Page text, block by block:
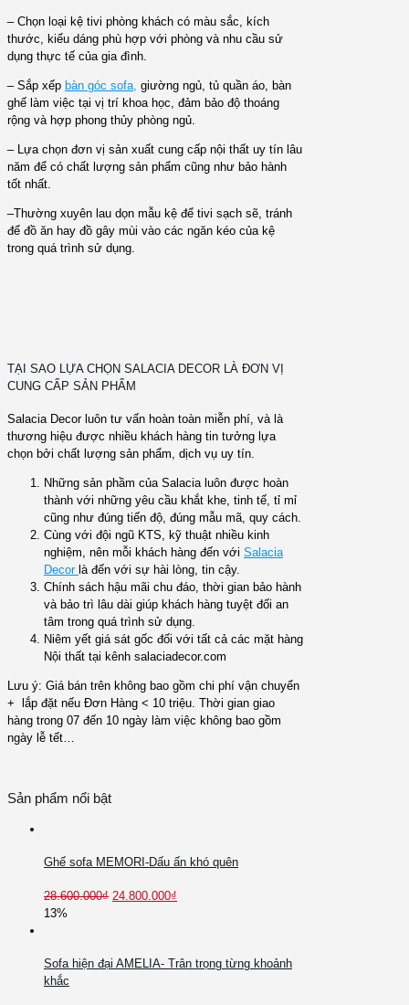
– Chọn loại kệ tivi phòng khách có màu sắc, kích
thước, kiểu dáng phù hợp với phòng và nhu cầu sử
dụng thực tế của gia đình.
– Sắp xếp bàn góc sofa, giường ngủ, tủ quần áo, bàn
ghế làm việc tại vị trí khoa học, đảm bảo độ thoáng
rộng và hợp phong thủy phòng ngủ.
– Lựa chọn đơn vị sản xuất cung cấp nội thất uy tín lâu
năm để có chất lượng sản phẩm cũng như bảo hành
tốt nhất.
–Thường xuyên lau dọn mẫu kệ để tivi sạch sẽ, tránh
để đồ ăn hay đồ gây mùi vào các ngăn kéo của kệ
trong quá trình sử dụng.
TẠI SAO LỰA CHỌN SALACIA DECOR LÀ ĐƠN VỊ
CUNG CẤP SẢN PHẨM
Salacia Decor luôn tư vấn hoàn toàn miễn phí, và là
thương hiệu được nhiều khách hàng tin tưởng lựa
chọn bởi chất lượng sản phẩm, dịch vụ uy tín.
Những sản phầm của Salacia luôn được hoàn
thành với những yêu cầu khắt khe, tinh tế, tỉ mỉ
cũng như đúng tiến độ, đúng mẫu mã, quy cách.
Cùng với đội ngũ KTS, kỹ thuật nhiều kinh
nghiệm, nên mỗi khách hàng đến với Salacia
Decor là đến với sự hài lòng, tin cậy.
Chính sách hậu mãi chu đáo, thời gian bảo hành
và bảo trì lâu dài giúp khách hàng tuyệt đối an
tâm trong quá trình sử dụng.
Niêm yết giá sát gốc đối với tất cả các mặt hàng
Nội thất tại kênh salaciadecor.com
Lưu ý: Giá bán trên không bao gồm chi phí vận chuyển
+ lắp đặt nếu Đơn Hàng < 10 triệu. Thời gian giao
hàng trong 07 đến 10 ngày làm việc không bao gồm
ngày lễ tết…
Sản phẩm nổi bật
Ghế sofa MEMORI-Dấu ấn khó quên
28.600.000₫ 24.800.000₫
13%
Sofa hiện đại AMELIA- Trân trọng từng khoảnh
khắc